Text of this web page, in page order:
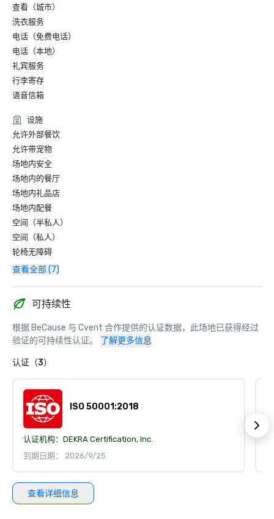
查看（城市）
洗衣服务
电话（免费电话）
电话（本地）
礼宾服务
行李寄存
语音信箱
设施
允许外部餐饮
允许带宠物
场地内安全
场地内的餐厅
场地内礼品店
场地内配餐
空间（半私人）
空间（私人）
轮椅无障碍
查看全部 (7)
可持续性
根据 BeCause 与 Cvent 合作提供的认证数据，此场地已获得经过
验证的可持续性认证。
了解更多信息
认证（3）
ISO 50001:2018
认证机构： DEKRA Certification, Inc.
到期日期： 2026/9/25
查看详细信息